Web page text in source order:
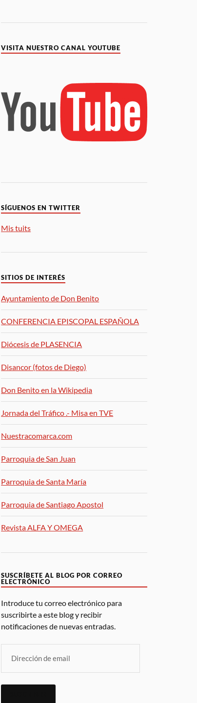
VISITA NUESTRO CANAL YOUTUBE
SÍGUENOS EN TWITTER
Mis tuits
SITIOS DE INTERÉS
Ayuntamiento de Don Benito
CONFERENCIA EPISCOPAL ESPAÑOLA
Diócesis de PLASENCIA
Disancor (fotos de Diego)
Don Benito en la Wikipedia
Jornada del Tráfico .- Misa en TVE
Nuestracomarca.com
Parroquia de San Juan
Parroquia de Santa María
Parroquia de Santiago Apostol
Revista ALFA Y OMEGA
SUSCRÍBETE AL BLOG POR CORREO
ELECTRÓNICO
Introduce tu correo electrónico para
suscribirte a este blog y recibir
notificaciones de nuevas entradas.